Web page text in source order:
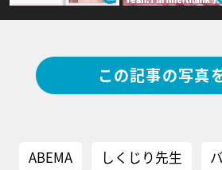
この記事の写真
ABEMA しくじり先生